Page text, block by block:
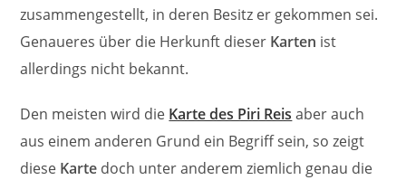
zusammengestellt, in deren Besitz er gekommen sei.
Genaueres über die Herkunft dieser Karten ist
allerdings nicht bekannt.
Den meisten wird die Karte des Piri Reis aber auch
aus einem anderen Grund ein Begriff sein, so zeigt
diese Karte doch unter anderem ziemlich genau die